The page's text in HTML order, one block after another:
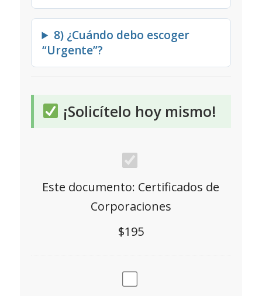
8) ¿Cuándo debo escoger
“Urgente”?
¡Solicítelo hoy mismo!
Certificados
de
Corporaciones
Este documento: Certificados de
Corporaciones
$195